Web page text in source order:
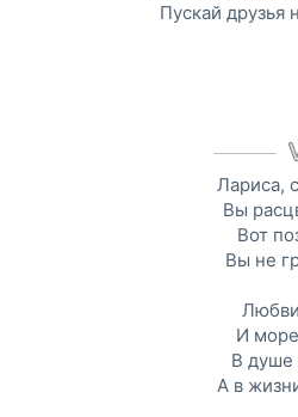
Пускай друзья
Лариса,
Вы
Вот
Вы не
И
В душе
А в